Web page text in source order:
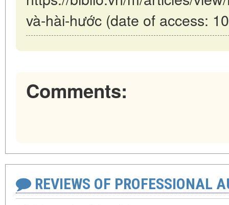
và-hài-hước (date of access:
Comments:
REVIEWS OF PROFESSIONAL